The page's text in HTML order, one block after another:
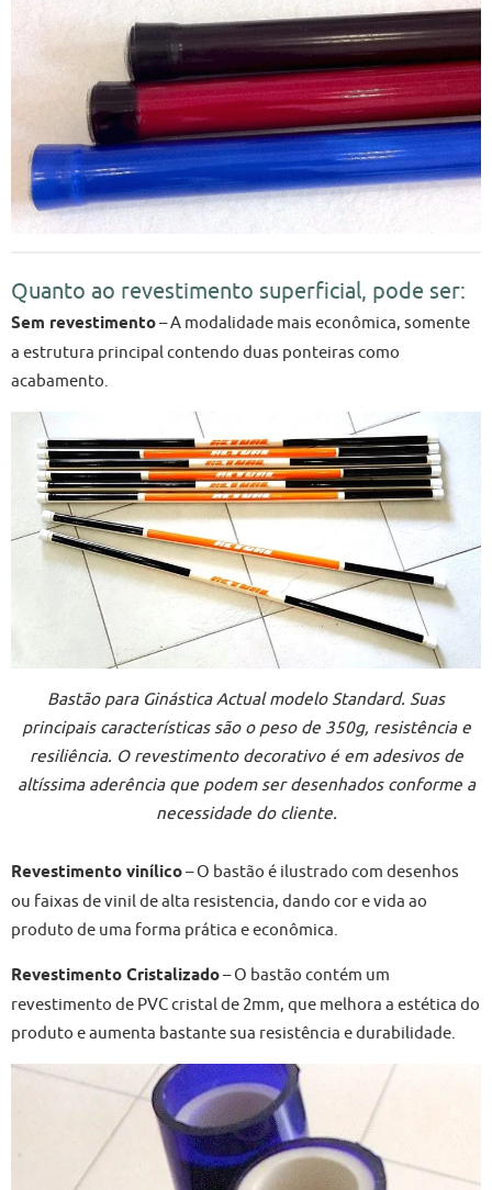
Quanto ao revestimento superficial, pode ser:
Sem revestimento– A modalidade mais econômica, somente
a estrutura principal contendo duas ponteiras como
acabamento.
Bastão para Ginástica Actual modelo Standard. Suas
principais características são o peso de 350g, resistência e
resiliência. O revestimento decorativo é em adesivos de
altíssima aderência que podem ser desenhados conforme a
necessidade do cliente.
Revestimento vinílico– O bastão é ilustrado com desenhos
ou faixas de vinil de alta resistencia, dando cor e vida ao
produto de uma forma prática e econômica.
Revestimento Cristalizado– O bastão contém um
revestimento de PVC cristal de 2mm, que melhora a estética do
produto e aumenta bastante sua resistência e durabilidade.